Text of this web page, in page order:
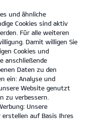
KONTAKT
und ähnliche
Cookies sind aktiv
Für alle weiteren
Damit willigen Sie
Cookies und
anschließende
Daten zu den
ein: Analyse und
Website genutzt
zu verbessern.
Unsere
auf Basis Ihres